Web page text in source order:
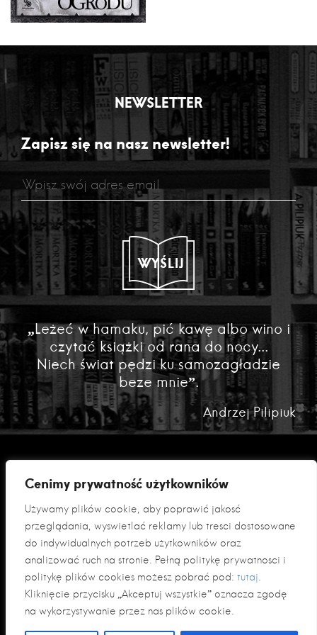
Cenimy prywatność użytkowników
Używamy plików cookie, aby poprawić jakość
przeglądania, wyświetlać reklamy lub treści dostosowane
do indywidualnych potrzeb użytkowników oraz
analizować ruch na stronie. Pełną politykę prywatności i
politykę plików cookies możesz pobrać pod: tutaj.
Kliknięcie przycisku „Akceptuj wszystkie” oznacza zgodę
na wykorzystywanie przez nas plików cookie.
NEWSLETTER
Zapisz się na nasz newsletter!
WYŚLIJ
„Leżeć w hamaku, pić kawę albo wino i
czytać książki od rana do nocy...
Niech świat pędzi ku samozagładzie
beze mnie”.
Andrzej Pilipiuk
Polityka prywatności
Klauzula informacyjna RODO